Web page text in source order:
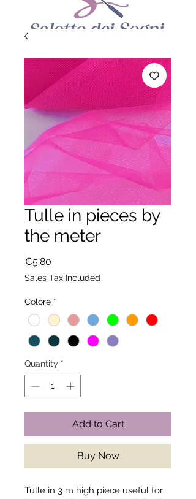
Tulle in pieces by
the meter
€5.80
Sales Tax Included
Colore *
Quantity *
Add to Cart
Buy Now
Tulle in 3 m high piece useful for